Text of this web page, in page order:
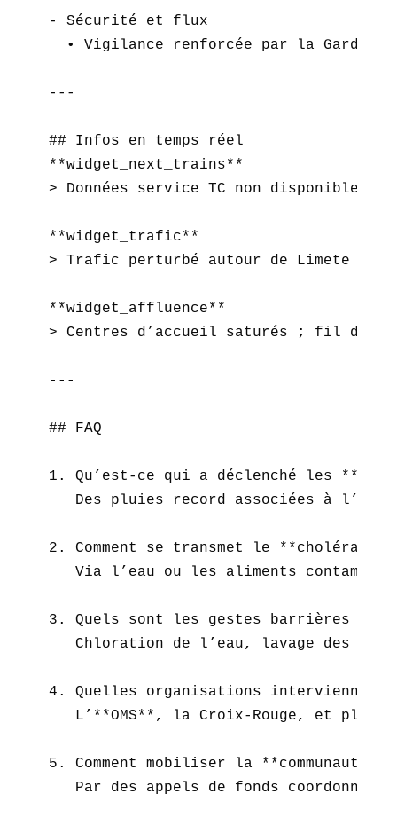
- Sécurité et flux
• Vigilance renforcée par la Garde
---
## Infos en temps réel
**widget_next_trains**
> Données service TC non disponibles
**widget_trafic**
> Trafic perturbé autour de Limete :
**widget_affluence**
> Centres d’accueil saturés ; fil
---
## FAQ
1. Qu’est-ce qui a déclenché les
Des pluies record associées à
2. Comment se transmet le
Via l’eau ou les aliments
3. Quels sont les gestes barrières
Chloration de l’eau, lavage des
4. Quelles organisations interviennent
L’**OMS**, la Croix-Rouge, et
5. Comment mobiliser la
Par des appels de fonds coordonnés